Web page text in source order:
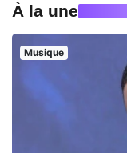
À la une
Musique